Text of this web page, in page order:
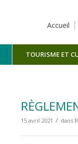
Accueil
TOURISME ET
15 avril 2021 / dans